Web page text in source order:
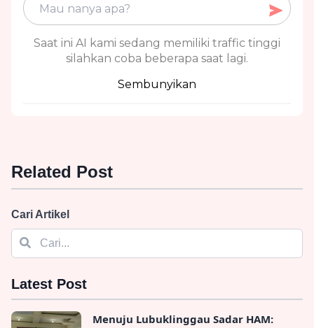
Saat ini AI kami sedang memiliki traffic tinggi
silahkan coba beberapa saat lagi.
Sembunyikan
Related Post
Cari Artikel
Latest Post
Menuju Lubuklinggau Sadar HAM: